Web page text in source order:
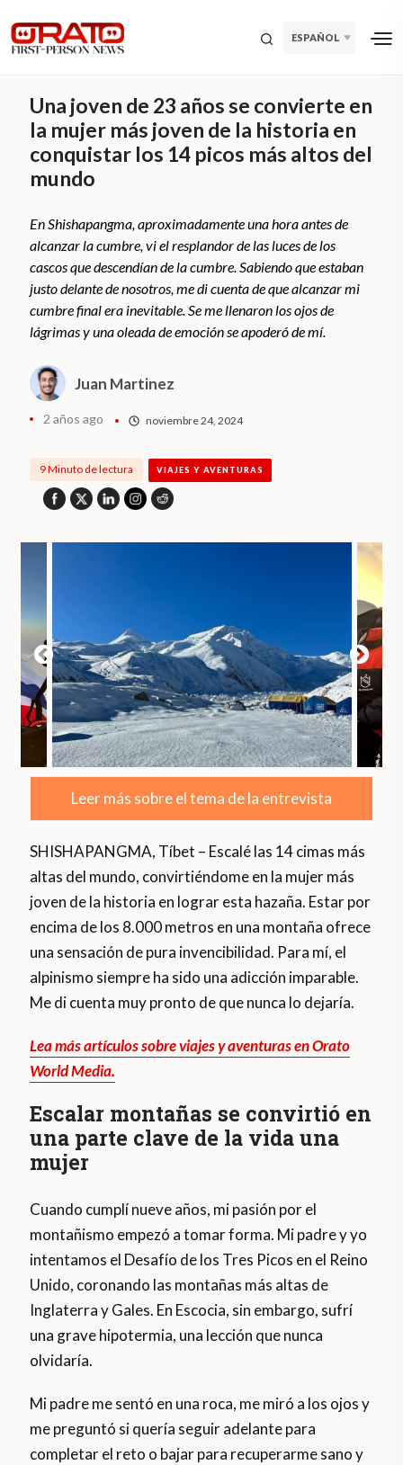
ESPAÑOL
Una joven de 23 años se convierte en
la mujer más joven de la historia en
conquistar los 14 picos más altos del
mundo
En Shishapangma, aproximadamente una hora antes de
alcanzar la cumbre, vi el resplandor de las luces de los
cascos que descendían de la cumbre. Sabiendo que estaban
justo delante de nosotros, me di cuenta de que alcanzar mi
cumbre final era inevitable. Se me llenaron los ojos de
lágrimas y una oleada de emoción se apoderó de mí.
Juan Martinez
2 años ago noviembre 24, 2024
9 Minuto de lectura VIAJES Y AVENTURAS
Leer más sobre el tema de la entrevista
SHISHAPANGMA, Tíbet – Escalé las 14 cimas más
altas del mundo, convirtiéndome en la mujer más
joven de la historia en lograr esta hazaña. Estar por
encima de los 8.000 metros en una montaña ofrece
una sensación de pura invencibilidad. Para mí, el
alpinismo siempre ha sido una adicción imparable.
Me di cuenta muy pronto de que nunca lo dejaría.
Lea más artículos sobre viajes y aventuras en Orato
World Media.
Escalar montañas se convirtió en
una parte clave de la vida una
mujer
Cuando cumplí nueve años, mi pasión por el
montañismo empezó a tomar forma. Mi padre y yo
intentamos el Desafío de los Tres Picos en el Reino
Unido, coronando las montañas más altas de
Inglaterra y Gales. En Escocia, sin embargo, sufrí
una grave hipotermia, una lección que nunca
olvidaría.
Mi padre me sentó en una roca, me miró a los ojos y
me preguntó si quería seguir adelante para
completar el reto o bajar para recuperarme sano y